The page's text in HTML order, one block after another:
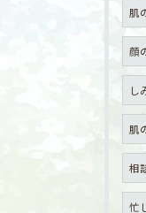
肌
顔
し
肌
相
忙